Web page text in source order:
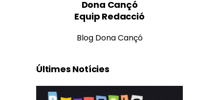
Dona Cançó
Equip Redacció
Blog Dona Cançó
Últimes Notícies